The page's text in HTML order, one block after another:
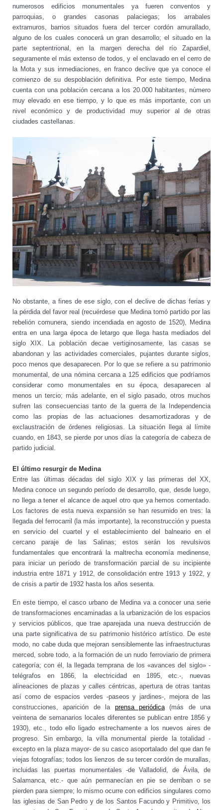
numerosos edificios monumentales ya fueren conventos y
parroquias, o grandes casonas palaciegas; los arrabales
extramuros, barrios situados fuera del tercer cordón amurallado,
alguno de los cuales conocerá un gran desarrollo; el situado en la
parte septentrional, en la margen derecha del río Zapardiel,
seguramente el más extenso de todos, y el enclavado en el cerro de
la Mota y sus inmediaciones, en franco declive que ya conoce el
comienzo de su despoblación definitiva. Por este tiempo, Medina
cuenta con una población cercana a los 20.000 habitantes, número
muy elevado en ese tiempo, y lo que es más importante, con un
nivel económico y de productividad muy superior al de otras
ciudades castellanas.
No obstante, a fines de ese siglo, con el declive de dichas ferias y
la pérdida del favor real (recuérdese que Medina tomó partido por las
rebelión comunera, siendo incendiada en agosto de 1520), Medina
entra en una larga época de letargo que llega hasta mediados del
siglo XIX. La población decae vertiginosamente, las casas se
abandonan y las actividades comerciales, pujantes durante siglos,
poco menos que desaparecen. Por lo que se refiere a su patrimonio
monumental, de una nómina cercana a 125 edificios que podríamos
considerar como monumentales en su época, desaparecen al
menos un tercio; más adelante, en el siglo pasado, otros muchos
sufren las consecuencias tanto de la guerra de la Independencia
como las propias de las actuaciones desamortizadoras y de
exclaustración de órdenes religiosas. La situación llega al límite
cuando, en 1843, se pierde por unos días la categoría de cabeza de
partido judicial.
El último resurgir de Medina
Entre las últimas décadas del siglo XIX y las primeras del XX,
Medina conoce un segundo período de desarrollo, que, desde luego,
no llega a tener el alcance de aquel otro que ya hemos comentado.
Los factores de esta nueva expansión se han resumido en tres: la
llegada del ferrocarril (la más importante), la reconstrucción y puesta
en servicio del cuartel y el establecimiento del balneario en el
cercano paraje de las Salinas; estos serán los revulsivos
fundamentales que encontrará la maltrecha economía medinense,
para iniciar un período de transformación parcial de su incipiente
industria entre 1871 y 1912, de consolidación entre 1913 y 1922, y
de crisis a partir de 1932 hasta los años sesenta.
En este tiempo, el casco urbano de Medina va a conocer una serie
de transformaciones encaminadas a la urbanización de los espacios
y servicios públicos, que trae aparejada una nueva destrucción de
una parte significativa de su patrimonio histórico artístico. De este
modo, no cabe duda que mejoran sensiblemente las infraestructuras
merced, sobre todo, a la formación de un nudo ferroviario de primera
categoría; con él, la llegada temprana de los «avances del siglo» -
telégrafos en 1866, la electricidad en 1895, etc.-, nuevas
alineaciones de plazas y calles céntricas, apertura de otras tantas
así como de espacios verdes -paseos y jardines-, mejora de las
construcciones, aparición de la prensa periódica(más de una
veintena de semanarios locales diferentes se publican entre 1856 y
1930), etc., todo ello ligado estrechamente a los nuevos aires de
progreso. Sin embargo, la villa monumental pierde la totalidad -
excepto en la plaza mayor- de su casco asoportalado del que dan fe
viejas fotografías; todos los lienzos de su tercer cordón de murallas,
incluidas las puertas monumentales -de Valladolid, de Ávila, de
Salamanca, etc.- que aún permanecían en pie se derriban o se
pierden para siempre; lo mismo ocurre con edificios singulares como
las iglesias de San Pedro y de los Santos Facundo y Primitivo, los